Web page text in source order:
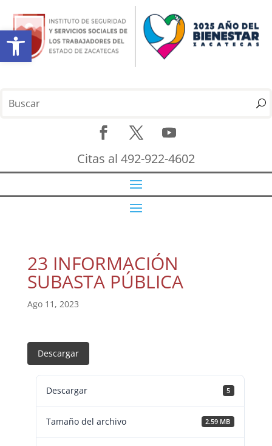
Abrir barra de herramientas
Citas al 492-922-4602
23 INFORMACIÓN
SUBASTA PÚBLICA
Ago 11, 2023
Descargar
Descargar 5
Tamaño del archivo 2.59 MB